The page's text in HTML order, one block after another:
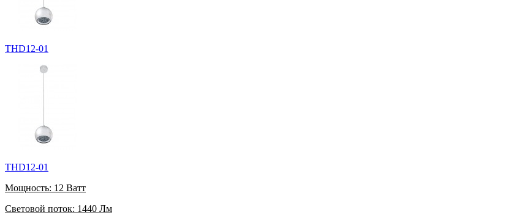
THD12-01
THD12-01
Мощность: 12 Ватт
Световой поток: 1440 Лм